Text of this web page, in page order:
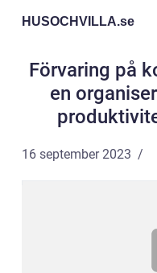
HUSOCHVILLA.se
Förvaring på
en
16 september 2023